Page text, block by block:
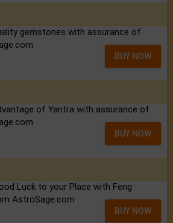
gemstones with assurance of
BUY NOW
of Yantra with assurance of
BUY NOW
Luck to your Place with Feng
AstroSage.com
BUY NOW